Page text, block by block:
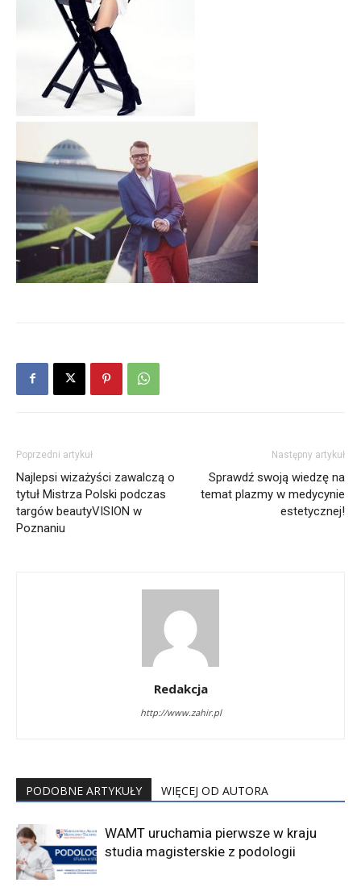
Poprzedni artykuł
Najlepsi wizażyści zawalczą o
tytuł Mistrza Polski podczas
targów beautyVISION w
Poznaniu
Następny artykuł
Sprawdź swoją wiedzę na
temat plazmy w medycynie
estetycznej!
Redakcja
http://www.zahir.pl
PODOBNE ARTYKUŁY WIĘCEJ OD AUTORA
WAMT uruchamia pierwsze w kraju
studia magisterskie z podologii